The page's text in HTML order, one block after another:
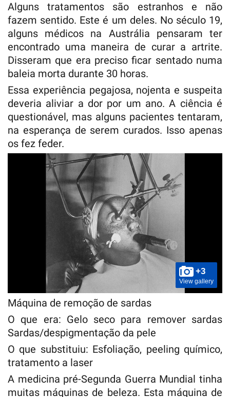
Alguns tratamentos são estranhos e não
fazem sentido. Este é um deles. No século 19,
alguns médicos na Austrália pensaram ter
encontrado uma maneira de curar a artrite.
Disseram que era preciso ficar sentado numa
baleia morta durante 30 horas.
Essa experiência pegajosa, nojenta e suspeita
deveria aliviar a dor por um ano. A ciência é
questionável, mas alguns pacientes tentaram,
na esperança de serem curados. Isso apenas
os fez feder.
+3
View gallery
Máquina de remoção de sardas
O que era: Gelo seco para remover sardas
Sardas/despigmentação da pele
O que substituiu: Esfoliação, peeling químico,
tratamento a laser
A medicina pré-Segunda Guerra Mundial tinha
muitas máquinas de beleza. Esta máquina de